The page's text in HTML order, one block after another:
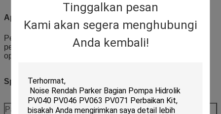
Tinggalkan pesan
Kami akan segera menghubungi
Anda kembali!
Aplikasi
Pemeliharaan, perbaikan, penggantian preventif, dan
penyimpanan suku cadang untuk wheel loader dalam
operasi pemuatan berkelanjutan.
Spesifikasi
Parameter
Nilai